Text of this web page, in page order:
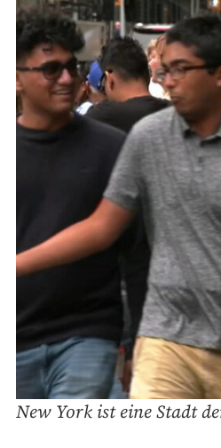
New York ist eine Stadt